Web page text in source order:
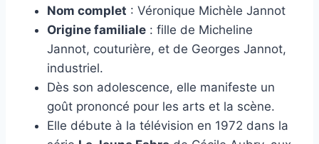
Nom complet : Véronique Michèle Jannot
Origine familiale : fille de Micheline
Jannot, couturière, et de Georges Jannot,
industriel.
Dès son adolescence, elle manifeste un
goût prononcé pour les arts et la scène.
Elle débute à la télévision en 1972 dans la